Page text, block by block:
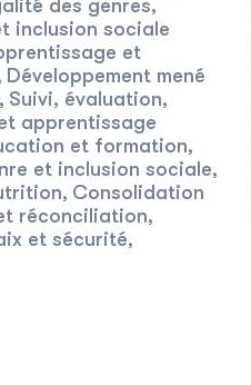
des genres,
inclusion sociale
et
Développement mené
, Suivi, évaluation,
apprentissage
et formation,
et inclusion sociale,
, Consolidation
réconciliation,
et sécurité,